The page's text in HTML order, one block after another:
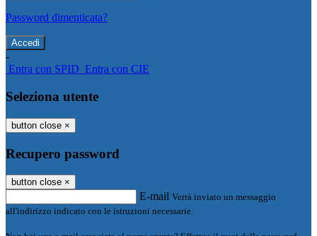
Password dimenticata?
-
Entra con SPID Entra con CIE
Seleziona utente
button close ×
Recupero password
button close ×
E-mail Verrà inviato un messaggio
all'indirizzo indicato con le istruzioni necessarie.